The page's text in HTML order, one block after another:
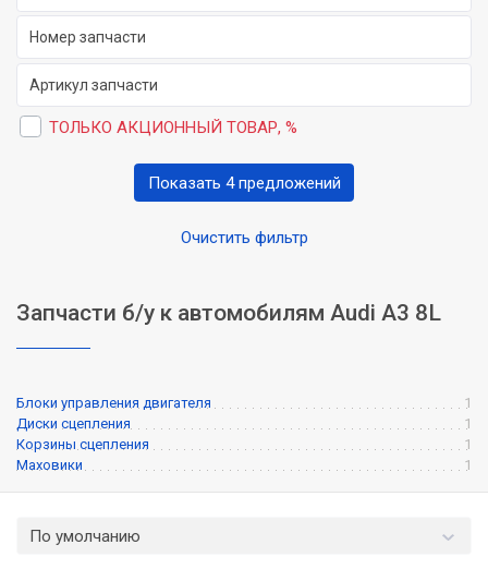
ТОЛЬКО АКЦИОННЫЙ ТОВАР, %
Очистить фильтр
Показать 4 предложений
Запчасти б/у к автомобилям Audi A3 8L
Блоки управления двигателя
1
Диски сцепления
1
Корзины сцепления
1
Маховики
1
По умолчанию